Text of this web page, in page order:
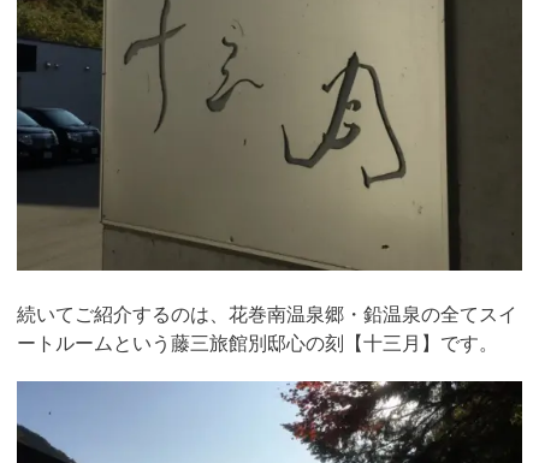
続いてご紹介するのは、花巻南温泉郷・鉛温泉の全てスイ
ートルームという藤三旅館別邸心の刻【十三月】です。